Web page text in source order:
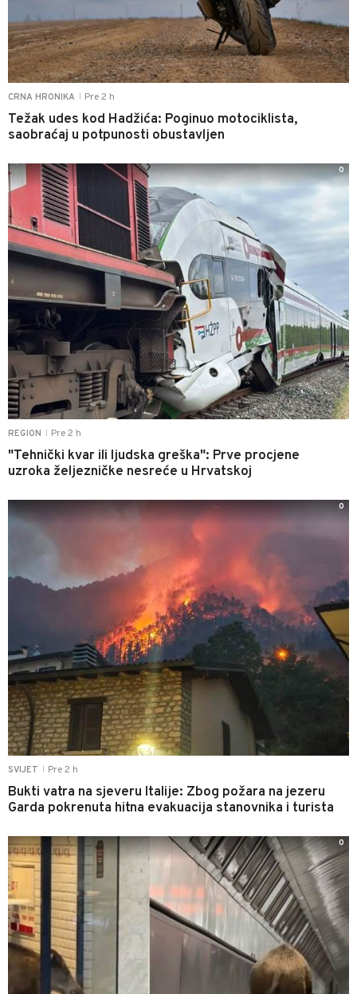
CRNA HRONIKA Pre 2 h
Težak udes kod Hadžića: Poginuo motociklista,
saobraćaj u potpunosti obustavljen
REGION Pre 2 h
"Tehnički kvar ili ljudska greška": Prve procjene
uzroka željezničke nesreće u Hrvatskoj
0
SVIJET Pre 2 h
Bukti vatra na sjeveru Italije: Zbog požara na jezeru
Garda pokrenuta hitna evakuacija stanovnika i turista
0
0